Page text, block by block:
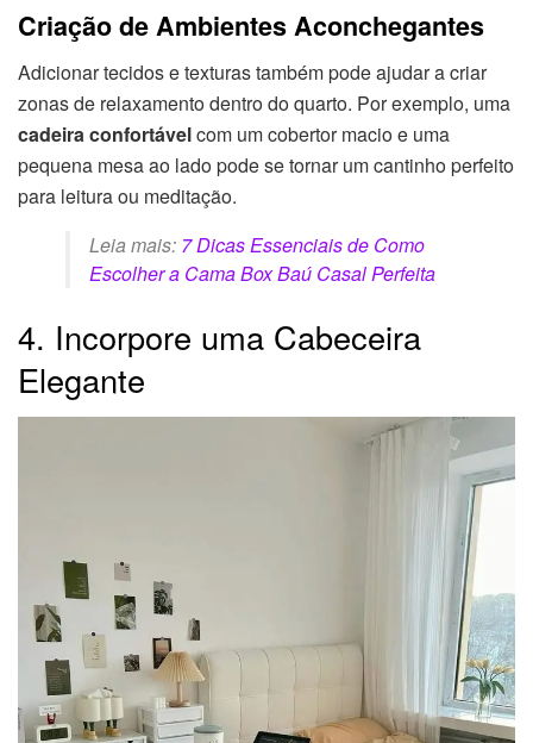
Criação de Ambientes Aconchegantes
Adicionar tecidos e texturas também pode ajudar a criar
zonas de relaxamento dentro do quarto. Por exemplo, uma
cadeira confortávelcom um cobertor macio e uma
pequena mesa ao lado pode se tornar um cantinho perfeito
para leitura ou meditação.
Leia mais: 7 Dicas Essenciais de Como
Escolher a Cama Box Baú Casal Perfeita
4. Incorpore uma Cabeceira
Elegante